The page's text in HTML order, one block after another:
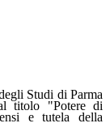
Studi di Parma
titolo "Potere di
e tutela della